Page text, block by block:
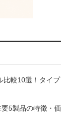
比較10選！タイプ
5製品の特徴・価